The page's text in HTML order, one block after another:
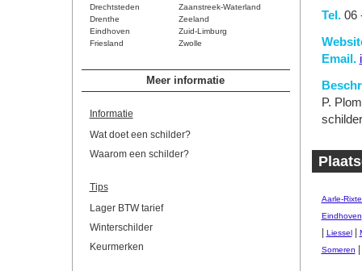
Drechtsteden
Zaanstreek-Waterland
Drenthe
Zeeland
Eindhoven
Zuid-Limburg
Friesland
Zwolle
Meer informatie
Informatie
Wat doet een schilder?
Waarom een schilder?
Tips
Lager BTW tarief
Winterschilder
Keurmerken
Tel.06
Email.
P.
Aarle-
Eindhoven
Liessel|
Someren